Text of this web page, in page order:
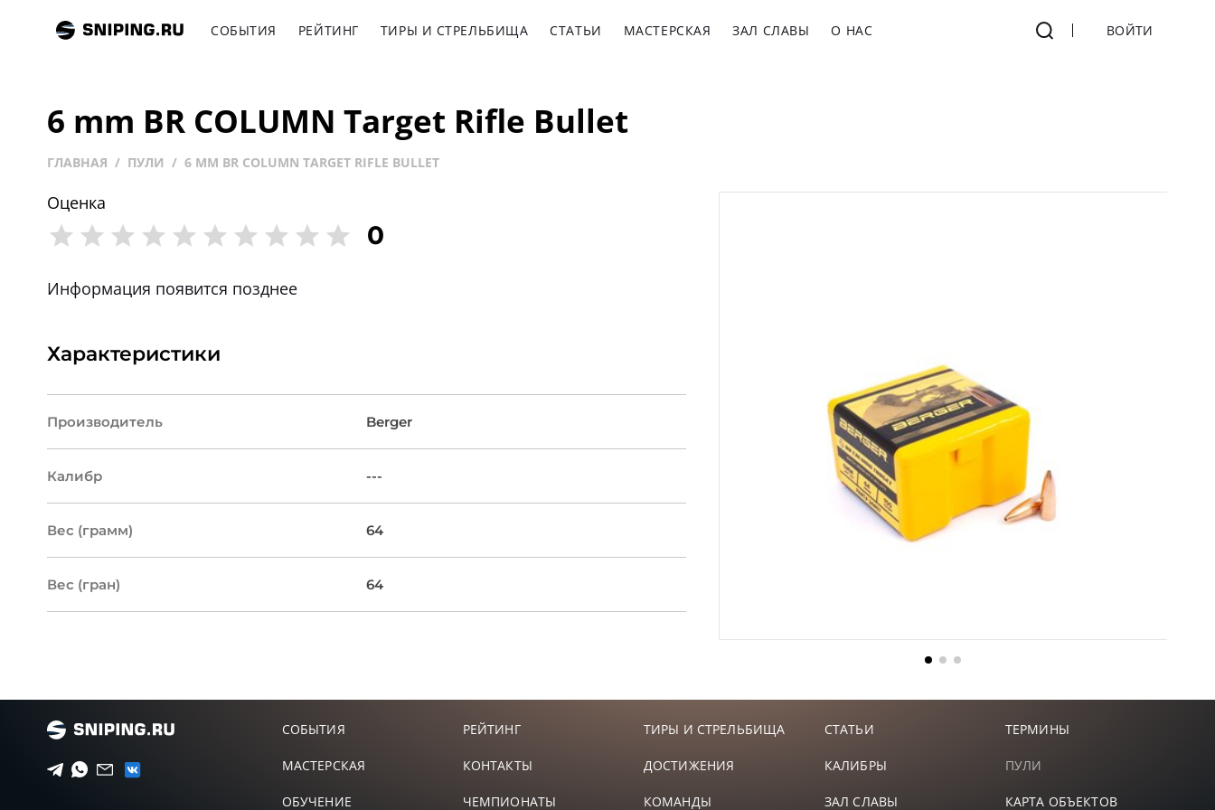
СОБЫТИЯ РЕЙТИНГ ТИРЫ И СТРЕЛЬБИЩА СТАТЬИ МАСТЕРСКАЯ ЗАЛ СЛАВЫ О НАС ВОЙТИ
6 mm BR COLUMN Target Rifle Bullet
ГЛАВНАЯ ПУЛИ 6 MM BR COLUMN TARGET RIFLE BULLET
Оценка
0
Информация появится позднее
Характеристики
Производитель Berger
Калибр ---
Вес (грамм) 64
Вес (гран) 64
СОБЫТИЯ РЕЙТИНГ ТИРЫ И СТРЕЛЬБИЩА СТАТЬИ ТЕРМИНЫ
МАСТЕРСКАЯ КОНТАКТЫ ДОСТИЖЕНИЯ КАЛИБРЫ ПУЛИ
ОБУЧЕНИЕ ЧЕМПИОНАТЫ КОМАНДЫ ЗАЛ СЛАВЫ КАРТА ОБЪЕКТОВ